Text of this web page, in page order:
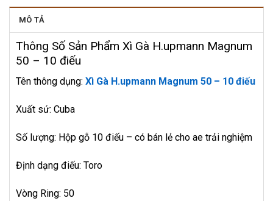
MÔ TẢ
Thông Số Sản Phẩm Xì Gà H.upmann Magnum
50 – 10 điếu
Tên thông dụng: Xì Gà H.upmann Magnum 50 – 10 điếu
Xuất sứ: Cuba
Số lượng: Hộp gỗ 10 điếu – có bán lẻ cho ae trải nghiệm
Định dạng điếu: Toro
Vòng Ring: 50